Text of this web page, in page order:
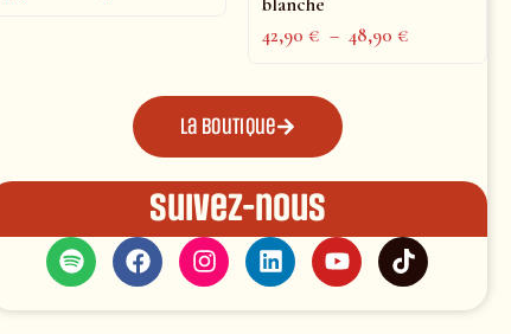
42,90€ – 48,90€
La boutique
Suivez-nous